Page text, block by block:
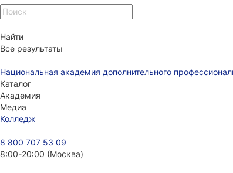
Найти
Все результаты
Национальная академия дополнительного
Каталог
Академия
Медиа
Колледж
8 800 707 53 09
8:00-20:00 (Москва)